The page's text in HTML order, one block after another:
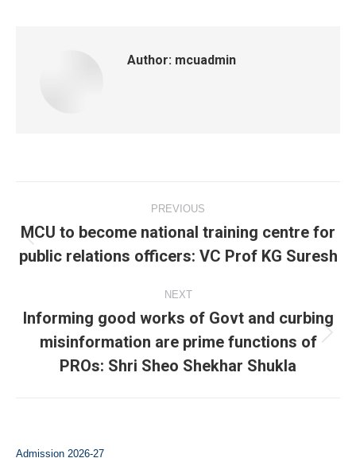
Author: mcuadmin
navigation
PREVIOUS
post:
MCU to become national training centre for
public relations officers: VC Prof KG Suresh
NEXT
Next
post:
Informing good works of Govt and curbing
misinformation are prime functions of
PROs: Shri Sheo Shekhar Shukla
Admission 2026-27